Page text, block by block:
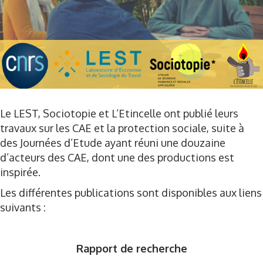
Le LEST, Sociotopie et L’Etincelle ont publié leurs
travaux sur les CAE et la protection sociale, suite à
des Journées d’Etude ayant réuni une douzaine
d’acteurs des CAE, dont une des productions est
inspirée.
Les différentes publications sont disponibles aux liens
suivants :
Rapport de recherche